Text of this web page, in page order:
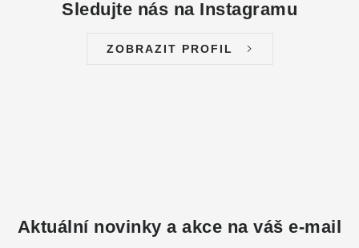
Sledujte nás na Instagramu
ZOBRAZIT PROFIL
Aktuální novinky a akce na váš e-mail